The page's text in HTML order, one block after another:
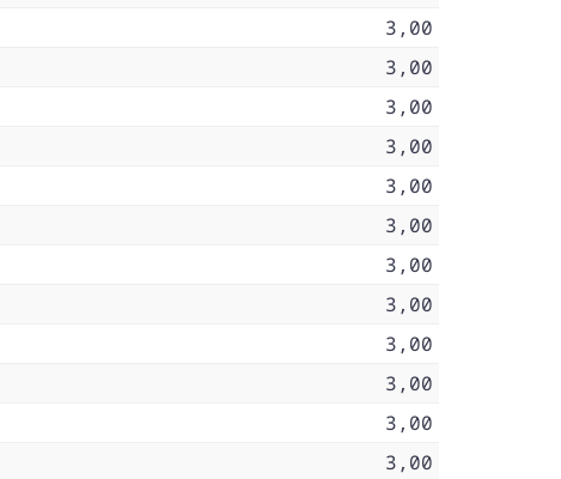
3,00
3,00
3,00
3,00
3,00
3,00
3,00
3,00
3,00
3,00
3,00
3,00